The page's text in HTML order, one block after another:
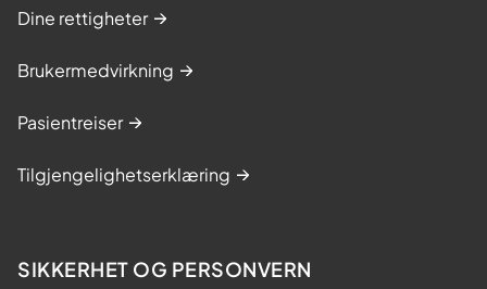
Dine rettigheter
Brukermedvirkning
Pasientreiser
Tilgjengelighetserklæring
SIKKERHET OG PERSONVERN